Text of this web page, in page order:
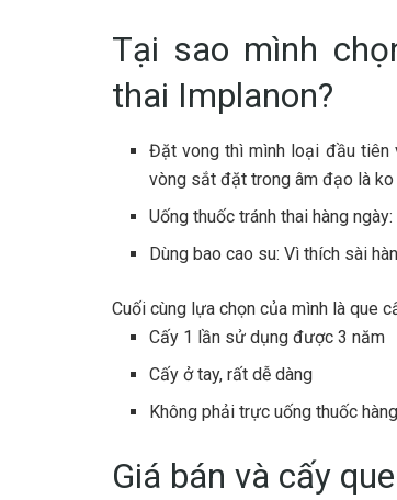
Tại sao mình
thai Implanon?
Đặt vong thì mình loại đầu tiên
vòng sắt đặt trong âm đạo là
Uống thuốc tránh thai hàng
Dùng bao cao su: Vì thích sài
Cuối cùng lựa chọn của mình là que
Cấy 1 lần sử dụng được 3 năm
Cấy ở tay, rất dễ dàng
Không phải trực uống thuốc
Giá bán và cấy